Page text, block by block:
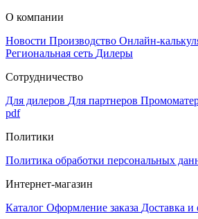
О компании
Новости Производство Онлайн-
Региональная сеть Дилеры
Сотрудничество
Для дилеров Для партнеров
pdf
Политики
Политика обработки персональных
Интернет-магазин
Каталог Оформление заказа Доставка и